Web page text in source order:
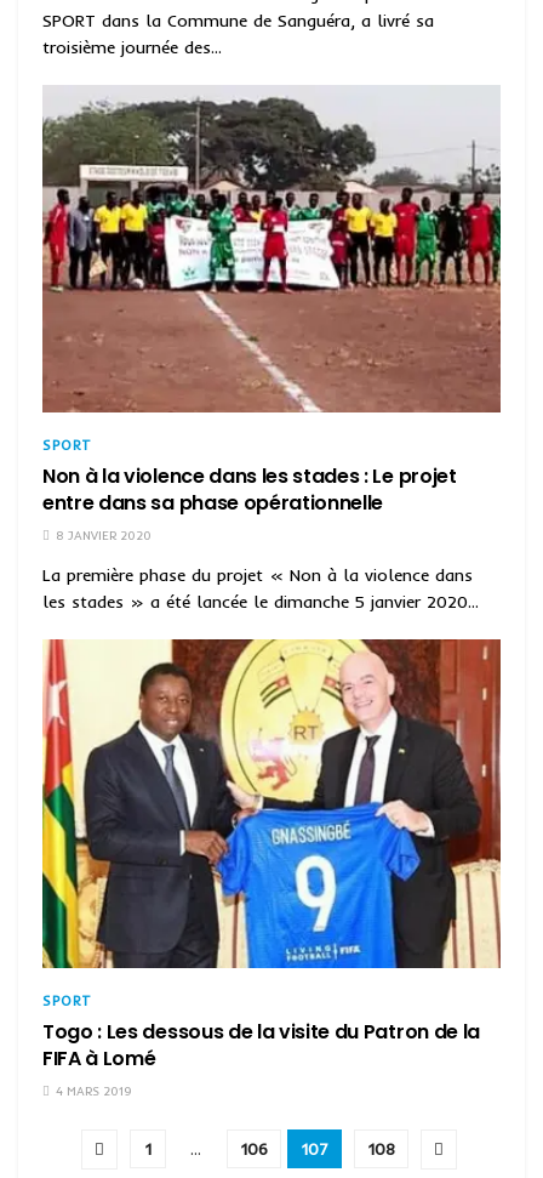
SPORT dans la Commune de Sanguéra, a livré sa
troisième journée des...
SPORT
Non à la violence dans les stades : Le projet
entre dans sa phase opérationnelle
8 JANVIER 2020
La première phase du projet « Non à la violence dans
les stades » a été lancée le dimanche 5 janvier 2020...
SPORT
Togo : Les dessous de la visite du Patron de la
FIFA à Lomé
4 MARS 2019
1 … 106 107 108